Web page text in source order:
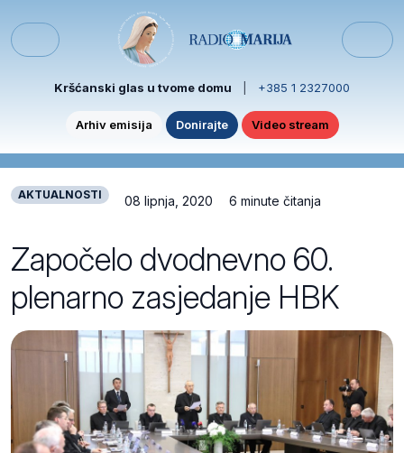
Menu
Kršćanski glas u tvome domu +385 1 2327000
Arhiv emisija Donirajte Video stream
AKTUALNOSTI 08 lipnja, 2020 6 minute čitanja
Započelo dvodnevno 60.
plenarno zasjedanje HBK